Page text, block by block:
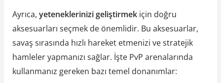
Ayrıca, yeteneklerinizi geliştirmekiçin doğru
aksesuarları seçmek de önemlidir. Bu aksesuarlar,
savaş sırasında hızlı hareket etmenizi ve stratejik
hamleler yapmanızı sağlar. İşte PvP arenalarında
kullanmanız gereken bazı temel donanımlar: